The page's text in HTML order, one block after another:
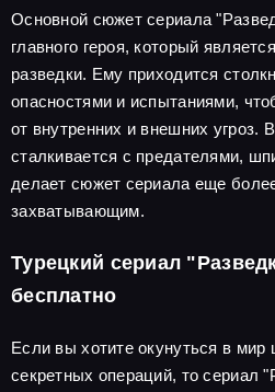
Основной сюжет сериала
главного героя, который
разведки. Ему приходится
опасностями и испытаниями,
от внутренних и внешних угроз.
сталкивается с предателями,
делает сюжет сериала еще
захватывающим.
Турецкий сериал
бесплатно
Если вы хотите окунуться в мир
секретных операций, то сериал